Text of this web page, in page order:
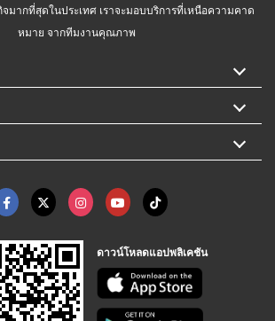
มากที่สุดในประเทศ เราจะมอบบริการที่เหนือความคาด
หมาย จากทีมงานคุณภาพ
ดาวน์โหลดแอปพลิเคชัน